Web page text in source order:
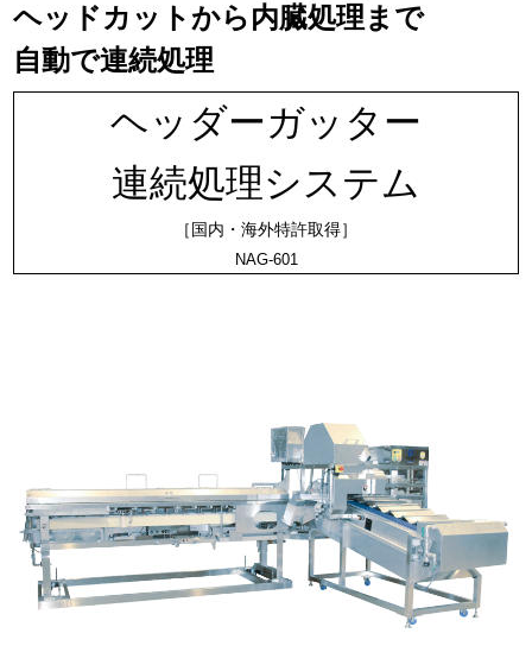
ヘッドカットから内臓処理まで
自動で連続処理
ヘッダーガッター
連続処理システム
［国内・海外特許取得］
NAG-601